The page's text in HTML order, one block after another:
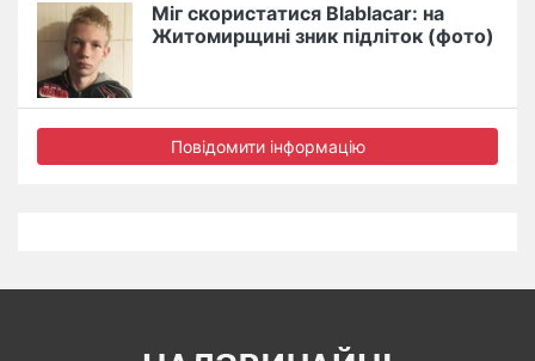
Міг скористатися Blablacar: на
Житомирщині зник підліток (фото)
Повідомити інформацію